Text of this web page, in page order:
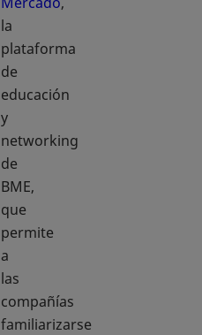
la
plataforma
de
educación
y
networking
de
BME,
que
permite
a
las
compañías
familiarizarse